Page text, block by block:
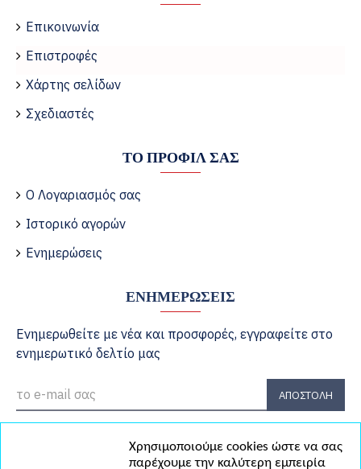
Επικοινωνία
Επιστροφές
Χάρτης σελίδων
Σχεδιαστές
ΤΟ ΠΡΟΦΊΛ ΣΑΣ
Ο Λογαριασμός σας
Ιστορικό αγορών
Ενημερώσεις
ΕΝΗΜΕΡΏΣΕΙΣ
Ενημερωθείτε με νέα και προσφορές, εγγραφείτε στο
ενημερωτικό δελτίο μας
ΑΠΟΣΤΟΛΉ
Χρησιμοποιούμε cookies ώστε να σας
παρέχουμε την καλύτερη εμπειρία